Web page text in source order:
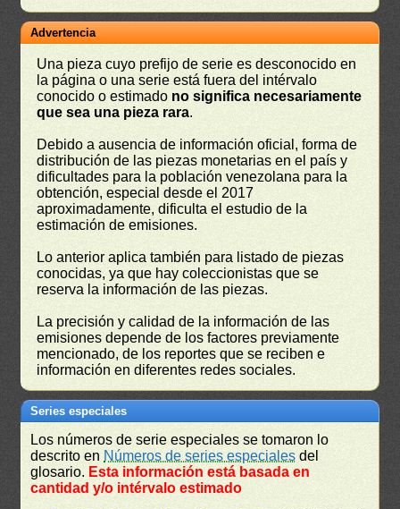
Advertencia
Una pieza cuyo prefijo de serie es desconocido en
la página o una serie está fuera del intérvalo
conocido o estimado no significa necesariamente
que sea una pieza rara.
Debido a ausencia de información oficial, forma de
distribución de las piezas monetarias en el país y
dificultades para la población venezolana para la
obtención, especial desde el 2017
aproximadamente, dificulta el estudio de la
estimación de emisiones.
Lo anterior aplica también para listado de piezas
conocidas, ya que hay coleccionistas que se
reserva la información de las piezas.
La precisión y calidad de la información de las
emisiones depende de los factores previamente
mencionado, de los reportes que se reciben e
información en diferentes redes sociales.
Series especiales
Los números de serie especiales se tomaron lo
descrito en Números de series especiales del
glosario. Esta información está basada en
cantidad y/o intérvalo estimado